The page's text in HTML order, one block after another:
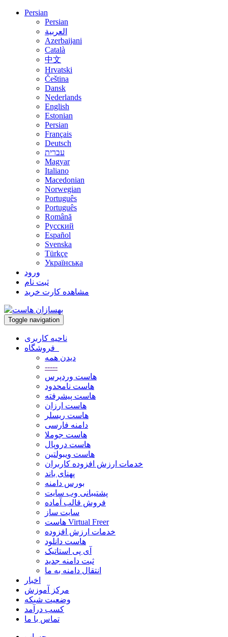
Persian
Persian
العربية
Azerbaijani
Català
中文
Hrvatski
Čeština
Dansk
Nederlands
English
Estonian
Persian
Français
Deutsch
עברית
Magyar
Italiano
Macedonian
Norwegian
Português
Português
Română
Русский
Español
Svenska
Türkçe
Українська
ورود
ثبت نام
مشاهده کارت خرید
Toggle navigation
ناحیه کاربری
دیدن همه
-----
هاست وردپرس
هاست نامحدود
هاست پیشرفته
هاست ارزان
هاست ریسلر
دامنه فارسی
هاست جوملا
هاست دروپال
هاست ویبولتین
خدمات ارزش افزوده کاربران
پهنای باند
بورس دامنه
پشتیبانی وب سایت
فروش قالب آماده
سایت ساز
هاست Virtual Freer
خدمات ارزش افزوده
هاست دانلود
آی پی استاتیک
ثبت دامنه جدید
انتقال دامنه به ما
اخبار
مرکز آموزش
وضعیت شبکه
کسب درآمد
تماس با ما